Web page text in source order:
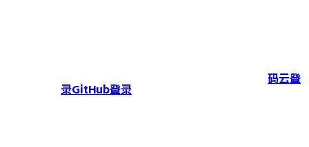
码云登
录GitHub登录